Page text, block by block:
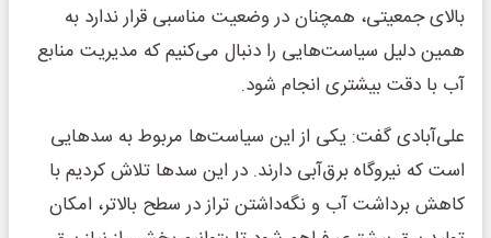
بالای جمعیتی، همچنان در وضعیت مناسبی قرار ندارد به
همین دلیل سیاست‌هایی را دنبال می‌کنیم که مدیریت منابع
آب با دقت بیشتری انجام شود.
علی‌آبادی گفت: یکی از این سیاست‌ها مربوط به سدهایی
است که نیروگاه برق‌آبی دارند. در این سدها تلاش کردیم با
کاهش برداشت آب و نگه‌داشتن تراز در سطح بالاتر، امکان